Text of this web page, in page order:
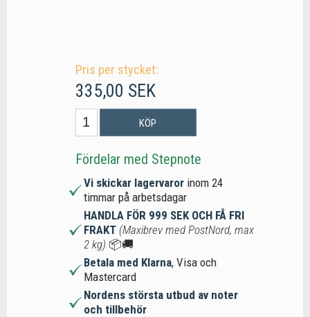
Pris per stycket:
335,00 SEK
KÖP
Fördelar med Stepnote
Vi skickar lagervaror inom 24
timmar på arbetsdagar
HANDLA FÖR 999 SEK OCH FÅ FRI
FRAKT (Maxibrev med PostNord, max
2 kg) 📦🚚
Betala med Klarna, Visa och
Mastercard
Nordens största utbud av noter
och tillbehör